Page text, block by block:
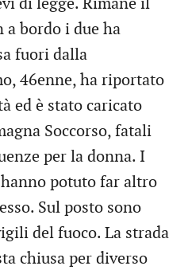
di legge. Rimane il
a bordo i due ha
fuori dalla
46enne, ha riportato
ed è stato caricato
Soccorso, fatali
per la donna. I
potuto far altro
Sul posto sono
del fuoco. La strada
chiusa per diverso